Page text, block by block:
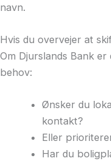
navn.
Hvis du overvejer at
Om Djurslands Bank
behov:
Ønsker du
kontakt?
Eller
Har du